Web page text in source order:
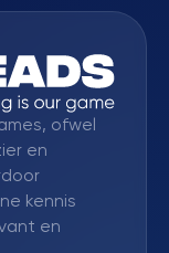
ofwel
en
kennis
en